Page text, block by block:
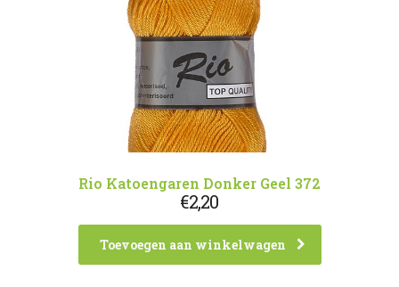
Rio Katoengaren Donker Geel 372
€2,20
Toevoegen aan winkelwagen